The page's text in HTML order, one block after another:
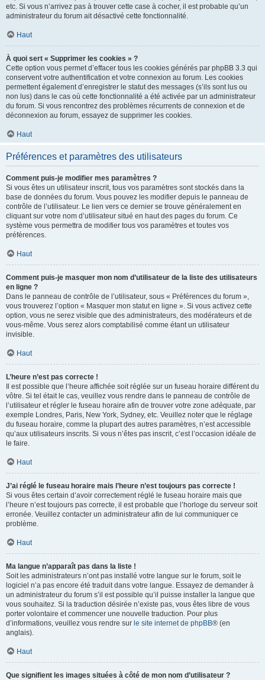
etc. Si vous n’arrivez pas à trouver cette case à cocher, il est probable qu’un
administrateur du forum ait désactivé cette fonctionnalité.
Haut
À quoi sert « Supprimer les cookies » ?
Cette option vous permet d’effacer tous les cookies générés par phpBB 3.3 qui
conservent votre authentification et votre connexion au forum. Les cookies
permettent également d’enregistrer le statut des messages (s’ils sont lus ou
non lus) dans le cas où cette fonctionnalité a été activée par un administrateur
du forum. Si vous rencontrez des problèmes récurrents de connexion et de
déconnexion au forum, essayez de supprimer les cookies.
Haut
Préférences et paramètres des utilisateurs
Comment puis-je modifier mes paramètres ?
Si vous êtes un utilisateur inscrit, tous vos paramètres sont stockés dans la
base de données du forum. Vous pouvez les modifier depuis le panneau de
contrôle de l’utilisateur. Le lien vers ce dernier se trouve généralement en
cliquant sur votre nom d’utilisateur situé en haut des pages du forum. Ce
système vous permettra de modifier tous vos paramètres et toutes vos
préférences.
Haut
Comment puis-je masquer mon nom d’utilisateur de la liste des utilisateurs
en ligne ?
Dans le panneau de contrôle de l’utilisateur, sous « Préférences du forum »,
vous trouverez l’option « Masquer mon statut en ligne ». Si vous activez cette
option, vous ne serez visible que des administrateurs, des modérateurs et de
vous-même. Vous serez alors comptabilisé comme étant un utilisateur
invisible.
Haut
L’heure n’est pas correcte !
Il est possible que l’heure affichée soit réglée sur un fuseau horaire différent du
vôtre. Si tel était le cas, veuillez vous rendre dans le panneau de contrôle de
l’utilisateur et régler le fuseau horaire afin de trouver votre zone adéquate, par
exemple Londres, Paris, New York, Sydney, etc. Veuillez noter que le réglage
du fuseau horaire, comme la plupart des autres paramètres, n’est accessible
qu’aux utilisateurs inscrits. Si vous n’êtes pas inscrit, c’est l’occasion idéale de
le faire.
Haut
J’ai réglé le fuseau horaire mais l’heure n’est toujours pas correcte !
Si vous êtes certain d’avoir correctement réglé le fuseau horaire mais que
l’heure n’est toujours pas correcte, il est probable que l’horloge du serveur soit
erronée. Veuillez contacter un administrateur afin de lui communiquer ce
problème.
Haut
Ma langue n’apparaît pas dans la liste !
Soit les administrateurs n’ont pas installé votre langue sur le forum, soit le
logiciel n’a pas encore été traduit dans votre langue. Essayez de demander à
un administrateur du forum s’il est possible qu’il puisse installer la langue que
vous souhaitez. Si la traduction désirée n’existe pas, vous êtes libre de vous
porter volontaire et commencer une nouvelle traduction. Pour plus
d’informations, veuillez vous rendre sur le site internet de phpBB® (en
anglais).
Haut
Que signifient les images situées à côté de mon nom d’utilisateur ?